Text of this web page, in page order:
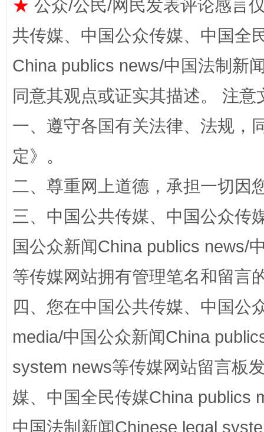
解纷+调解+退费，一次搞定
站台名比不上好声名
漫山遍野的桃花与雪山、麦地、白藏房 除
★ 公众/公民/网民发表评论感言
共传媒、中国公众传媒、中国全
China publics news/中国法制新
同意其观点或证实其描述。 注
一、遵守各国有关法律、法规，
定》。
二、尊重网上道德，承担一切因
三、中国公共传媒、中国公众传
国公众新闻China publics news/
等传媒网站拥有管理笔名和留言
四、您在中国公共传媒、中国公
media/中国公众新闻China
system news等传媒网站留言板
媒、中国全民传媒China publics
中国法制新闻Chinese legal